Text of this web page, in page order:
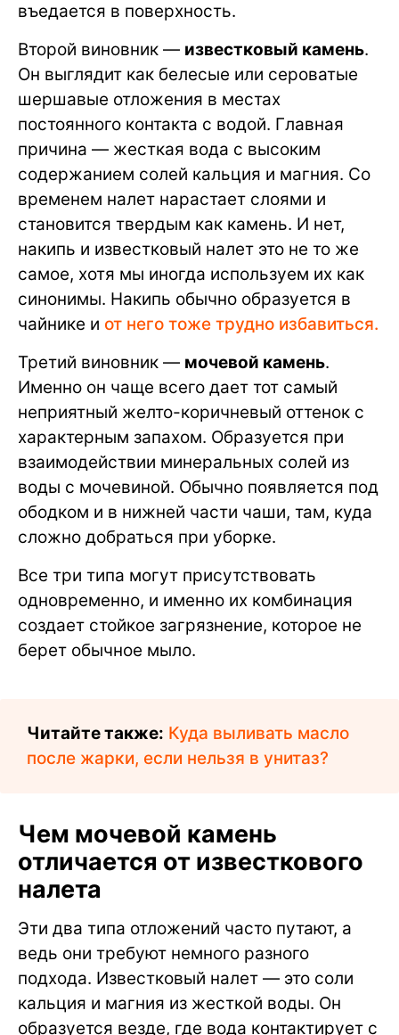
въедается в поверхность.
Второй виновник — известковый камень.
Он выглядит как белесые или сероватые
шершавые отложения в местах
постоянного контакта с водой. Главная
причина — жесткая вода с высоким
содержанием солей кальция и магния. Со
временем налет нарастает слоями и
становится твердым как камень. И нет,
накипь и известковый налет это не то же
самое, хотя мы иногда используем их как
синонимы. Накипь обычно образуется в
чайнике и от него тоже трудно избавиться.
Третий виновник — мочевой камень.
Именно он чаще всего дает тот самый
неприятный желто-коричневый оттенок с
характерным запахом. Образуется при
взаимодействии минеральных солей из
воды с мочевиной. Обычно появляется под
ободком и в нижней части чаши, там, куда
сложно добраться при уборке.
Все три типа могут присутствовать
одновременно, и именно их комбинация
создает стойкое загрязнение, которое не
берет обычное мыло.
Читайте также: Куда выливать масло
после жарки, если нельзя в унитаз?
Чем мочевой камень
отличается от известкового
налета
Эти два типа отложений часто путают, а
ведь они требуют немного разного
подхода. Известковый налет — это соли
кальция и магния из жесткой воды. Он
образуется везде, где вода контактирует с